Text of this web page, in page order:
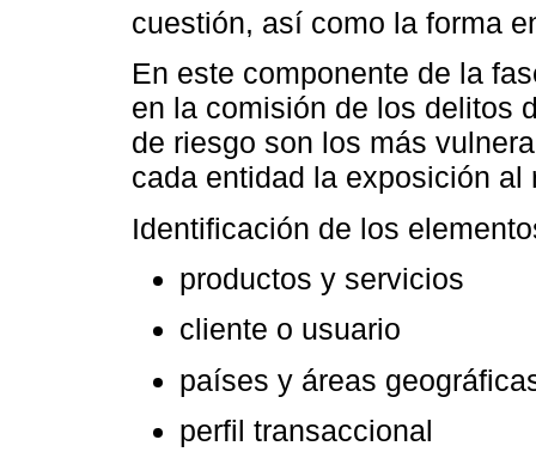
cuestión, así como la forma
En este componente de la
en la comisión de los delitos
de riesgo son los más
cada entidad la exposición al
Identificación de los
productos y servicios
cliente o usuario
países y áreas
perfil transaccional